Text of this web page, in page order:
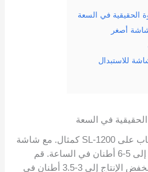
أصغر
خذ عملية معالجة إطارات الركاب على SL-1200 كمثال. مع شاشة
100 مم، يصل الإنتاج القياسي إلى 5-6 أطنان في الساعة. قم
بالتبديل إلى شاشة 50 مم، وينخفض الإنتاج إلى 3-3.5 أطنان في